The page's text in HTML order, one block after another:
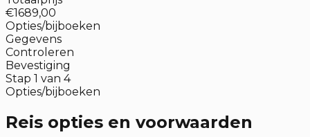
€1689,00
Opties/bijboeken
Gegevens
Controleren
Bevestiging
Stap 1 van 4
Opties/bijboeken
Reis opties en voorwaarden